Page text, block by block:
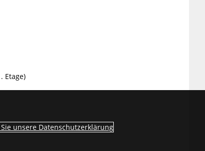
Etage)
unsere Datenschutzerklärung